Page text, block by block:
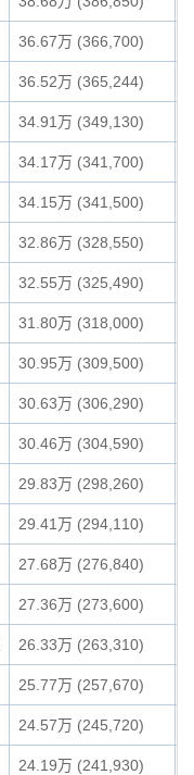
36.67万 (366,700)
36.52万 (365,244)
34.91万 (349,130)
34.17万 (341,700)
34.15万 (341,500)
32.86万 (328,550)
32.55万 (325,490)
31.80万 (318,000)
30.95万 (309,500)
30.63万 (306,290)
30.46万 (304,590)
29.83万 (298,260)
29.41万 (294,110)
27.68万 (276,840)
27.36万 (273,600)
26.33万 (263,310)
25.77万 (257,670)
24.57万 (245,720)
24.19万 (241,930)